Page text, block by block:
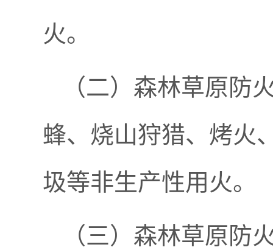
火。
（二）森林草原防
蜂、烧山狩猎、烤火
圾等非生产性用火。
（三）森林草原防